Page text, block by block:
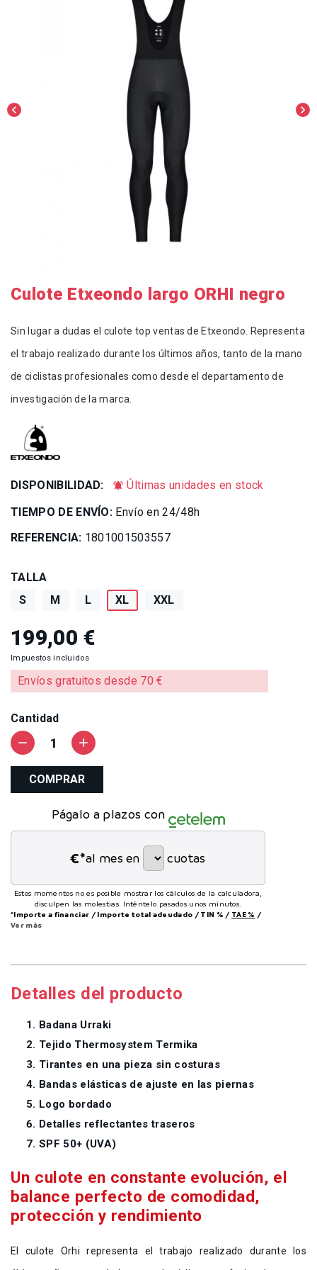
chevron_left chevron_right
Culote Etxeondo largo ORHI negro
Sin lugar a dudas el culote top ventas de Etxeondo. Representa
el trabajo realizado durante los últimos años, tanto de la mano
de ciclistas profesionales como desde el departamento de
investigación de la marca.
DISPONIBILIDAD: notifications_active Últimas unidades en stock
TIEMPO DE ENVÍO: Envío en 24/48h
REFERENCIA: 1801001503557
TALLA
S
M L XL XXL
199,00 €
Impuestos incluidos
Envíos gratuitos desde 70 €
Cantidad
remove add
COMPRAR
Págalo a plazos con
€*al mes en cuotas
Estos momentos no es posible mostrar los cálculos de la calculadora,
disculpen las molestias. Inténtelo pasados unos minutos.
*Importe a financiar / Importe total adeudado / TIN % / TAE % /
Ver más
Detalles del producto
Badana Urraki
Tejido Thermosystem Termika
Tirantes en una pieza sin costuras
Bandas elásticas de ajuste en las piernas
Logo bordado
Detalles reflectantes traseros
SPF 50+ (UVA)
Un culote en constante evolución, el
balance perfecto de comodidad,
protección y rendimiento
El culote Orhi representa el trabajo realizado durante los